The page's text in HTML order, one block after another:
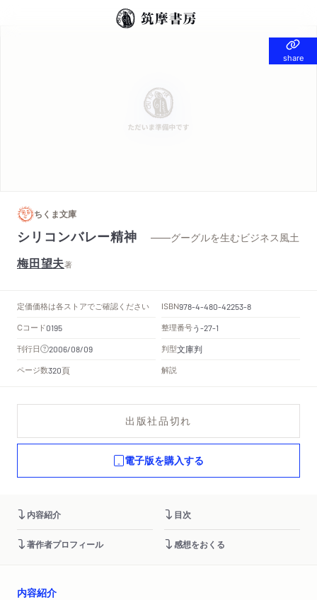
share
share
ちくま文庫
シリコンバレー精神 ——グーグルを生むビジネス風土
梅田望夫著
定価価格は各ストアでご確認ください ISBN978-4-480-42253-8
Cコード0195 整理番号う -27-1
刊行日 2006/08/09 判型文庫判
ページ数320頁 解説
出版社品切れ
電子版を購入する
内容紹介 目次
著作者プロフィール 感想をおくる
内容紹介